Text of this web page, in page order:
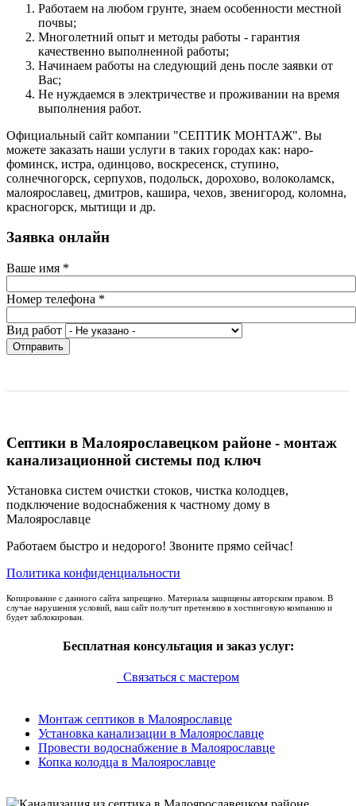
Работаем на любом грунте, знаем особенности местной
почвы;
Многолетний опыт и методы работы - гарантия
качественно выполненной работы;
Начинаем работы на следующий день после заявки от
Вас;
Не нуждаемся в электричестве и проживании на время
выполнения работ.
Официальный сайт компании "СЕПТИК МОНТАЖ". Вы
можете заказать наши услуги в таких городах как: наро-
фоминск, истра, одинцово, воскресенск, ступино,
солнечногорск, серпухов, подольск, дорохово, волоколамск,
малоярославец, дмитров, кашира, чехов, звенигород, коломна,
красногорск, мытищи и др.
Заявка онлайн
Ваше имя *
Номер телефона *
Вид работ
Отправить
Септики в Малоярославецком районе - монтаж
канализационной системы под ключ
Установка систем очистки стоков, чистка колодцев,
подключение водоснабжения к частному дому в
Малоярославце
Работаем быстро и недорого! Звоните прямо сейчас!
Политика конфиденциальности
Копирование с данного сайта запрещено. Материала защищены авторским правом. В
случае нарушения условий, ваш сайт получит претензию в хостинговую компанию и
будет заблокирован.
Бесплатная консультация и заказ услуг:
Связаться с мастером
Монтаж септиков в Малоярославце
Установка канализации в Малоярославце
Провести водоснабжение в Малоярославце
Копка колодца в Малоярославце